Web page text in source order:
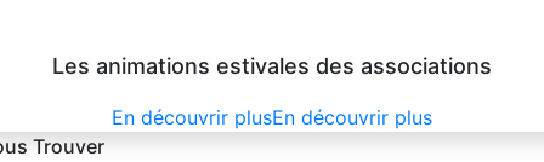
Les animations estivales des associations
En découvrir plusEn découvrir plus
Trouver